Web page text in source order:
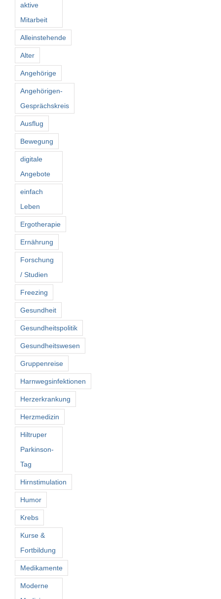
aktive
Mitarbeit
Alleinstehende
Alter
Angehörige
Angehörigen-
Gesprächskreis
Ausflug
Bewegung
digitale
Angebote
einfach
Leben
Ergotherapie
Ernährung
Forschung
/ Studien
Freezing
Gesundheit
Gesundheitspolitik
Gesundheitswesen
Gruppenreise
Harnwegsinfektionen
Herzerkrankung
Herzmedizin
Hiltruper
Parkinson-
Tag
Hirnstimulation
Humor
Krebs
Kurse &
Fortbildung
Medikamente
Moderne